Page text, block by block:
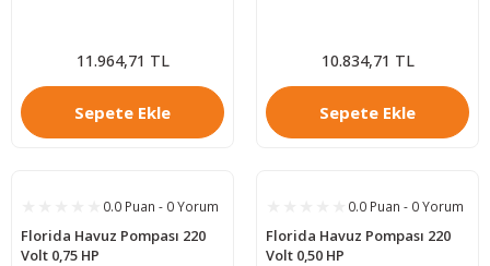
11.964,71 TL
Sepete Ekle
10.834,71 TL
Sepete Ekle
0.0 Puan - 0 Yorum
Florida Havuz Pompası 220
Volt 0,75 HP
0.0 Puan - 0 Yorum
Florida Havuz Pompası 220
Volt 0,50 HP